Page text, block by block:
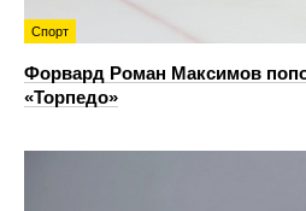
Спорт
Форвард Роман Максимов
«Торпедо»